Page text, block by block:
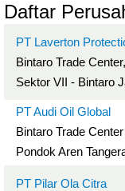
Daftar
PT Laverton
Bintaro Trade
Sektor VII - Bintaro
PT Audi Oil Global
Bintaro Trade
Pondok Aren
PT Pilar Ola Citra